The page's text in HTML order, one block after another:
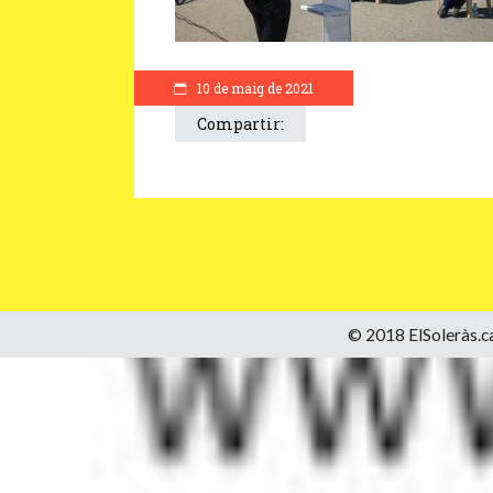
10 de maig de 2021
Compartir:
© 2018